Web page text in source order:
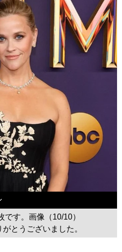
です。画像（10/10）
とうございました。